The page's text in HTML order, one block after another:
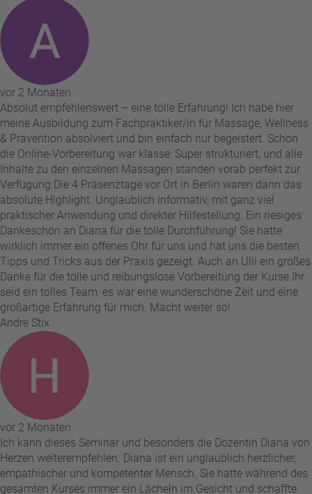
vor 2 Monaten
Absolut empfehlenswert – eine tolle Erfahrung! Ich habe hier
meine Ausbildung zum Fachpraktiker/in für Massage, Wellness
& Prävention absolviert und bin einfach nur begeistert. Schon
die Online-Vorbereitung war klasse: Super strukturiert, und alle
Inhalte zu den einzelnen Massagen standen vorab perfekt zur
Verfügung. ​Die 4 Präsenztage vor Ort in Berlin waren dann das
absolute Highlight. Unglaublich informativ, mit ganz viel
praktischer Anwendung und direkter Hilfestellung. Ein riesiges
Dankeschön an Diana für die tolle Durchführung! Sie hatte
wirklich immer ein offenes Ohr für uns und hat uns die besten
Tipps und Tricks aus der Praxis gezeigt. Auch an Ulli ein großes
Danke für die tolle und reibungslose Vorbereitung der Kurse. ​Ihr
seid ein tolles Team, es war eine wunderschöne Zeit und eine
großartige Erfahrung für mich. Macht weiter so!
Andre Stix
vor 2 Monaten
Ich kann dieses Seminar und besonders die Dozentin Diana von
Herzen weiterempfehlen. Diana ist ein unglaublich herzlicher,
empathischer und kompetenter Mensch. Sie hatte während des
gesamten Kurses immer ein Lächeln im Gesicht und schaffte